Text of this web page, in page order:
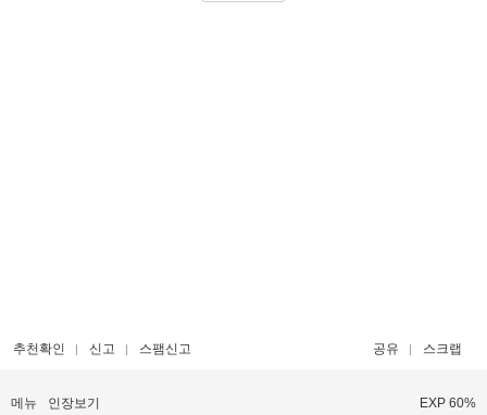
추천확인 신고 스팸신고 공유 스크랩
메뉴 인장보기 EXP 60%